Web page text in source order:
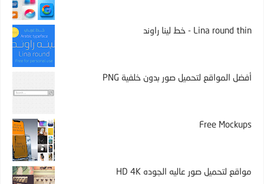
Lina round thin - خط لينا راوند
أفضل المواقع لتحميل صور بدون خلفية PNG
Free Mockups
مواقع لتحميل صور عاليه الجوده HD 4K